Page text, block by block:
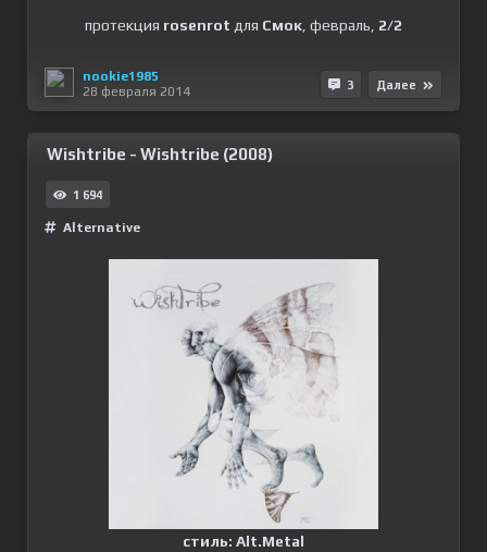
протекция rosenrot для Смок , февраль, 2/2
nookie1985
28 февраля 2014
3 Далее
Wishtribe - Wishtribe (2008)
1 694
Alternative
стиль: Alt.Metal